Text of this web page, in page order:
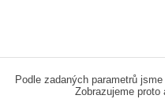
Podle zadaných parametrů
Zobrazujeme proto